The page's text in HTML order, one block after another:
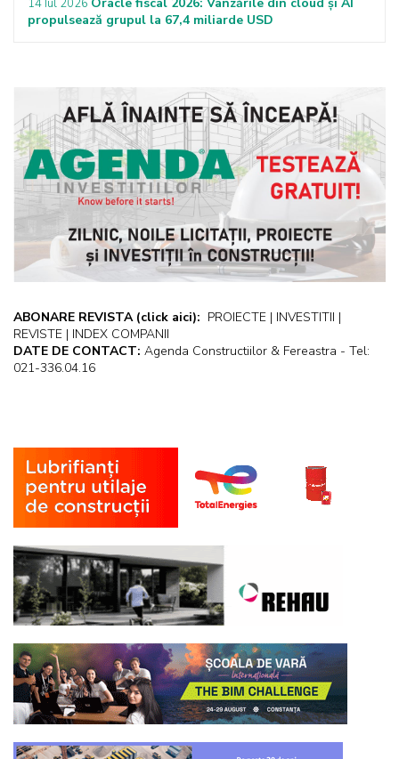
14 Iul 2026
propulsează grupul la 67,4 miliarde USD
ABONARE REVISTA (click aici): PROIECTE | INVESTITII |
REVISTE | INDEX COMPANII
DATE DE CONTACT: Agenda Constructiilor & Fereastra - Tel:
021-336.04.16